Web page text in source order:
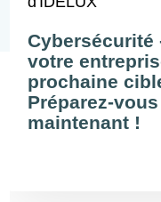
Cybersécurité
votre
prochaine
Préparez-
maintenant !